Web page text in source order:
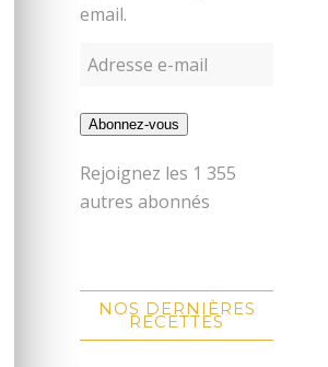
email.
Abonnez-vous
Rejoignez les 1 355
autres abonnés
NOS DERNIÈRES
RECETTES